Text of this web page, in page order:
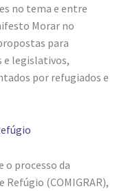
no tema e entre
Morar no
para
legislativos,
por refugiados e
o processo da
(COMIGRAR),